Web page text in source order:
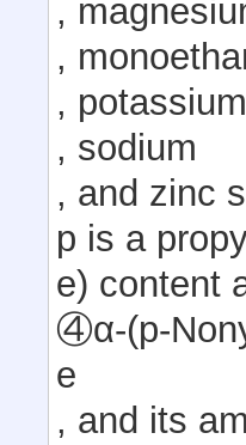
,
,
, potassium
, sodium
, and zinc
p is a
e) content
④α-(p-
e
, and its